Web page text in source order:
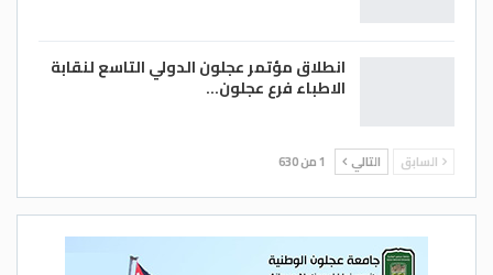
انطلاق مؤتمر عجلون الدولي التاسع لنقابة
الاطباء فرع عجلون…
السابق التالي 1 من 630